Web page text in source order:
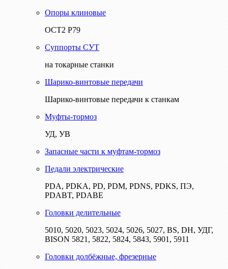
Опоры клиновые
ОСТ2 Р79
Суппорты СУТ
на токарные станки
Шарико-винтовые передачи
Шарико-винтовые передачи к станкам
Муфты-тормоз
УД, УВ
Запасные части к муфтам-тормоз
Педали электрические
PDA, PDKA, PD, PDM, PDNS, PDKS, ПЭ,
PDABT, PDABE
Головки делительные
5010, 5020, 5023, 5024, 5026, 5027, BS, DH, УДГ,
BISON 5821, 5822, 5824, 5843, 5901, 5911
Головки долбёжные, фрезерные